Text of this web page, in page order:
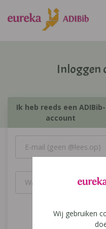
Inloggen
Ik heb reeds een ADIBib-
account
Wij gebruiken